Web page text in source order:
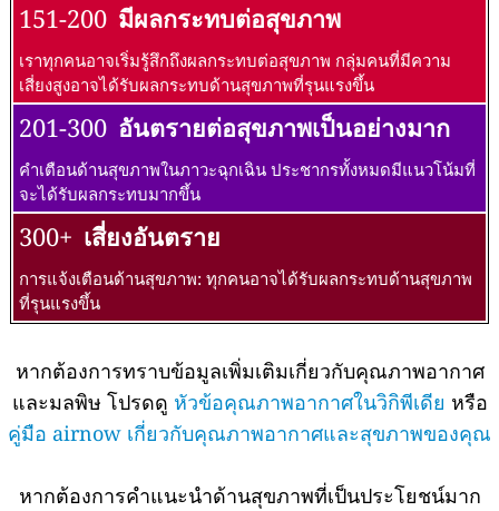
151-200 มีผลกระทบต่อสุขภาพ
เราทุกคนอาจเริ่มรู้สึกถึงผลกระทบต่อสุขภาพ กลุ่มคนที่มีความ
เสี่ยงสูงอาจได้รับผลกระทบด้านสุขภาพที่รุนแรงขึ้น
201-300 อันตรายต่อสุขภาพเป็นอย่างมาก
คำเตือนด้านสุขภาพในภาวะฉุกเฉิน ประชากรทั้งหมดมีแนวโน้มที่
จะได้รับผลกระทบมากขึ้น
300+ เสี่ยงอันตราย
การแจ้งเตือนด้านสุขภาพ: ทุกคนอาจได้รับผลกระทบด้านสุขภาพ
ที่รุนแรงขึ้น
หากต้องการทราบข้อมูลเพิ่มเติมเกี่ยวกับคุณภาพอากาศ
และมลพิษ โปรดดู หัวข้อคุณภาพอากาศในวิกิพีเดีย หรือ
คู่มือ airnow เกี่ยวกับคุณภาพอากาศและสุขภาพของคุณ
หากต้องการคำแนะนำด้านสุขภาพที่เป็นประโยชน์มาก